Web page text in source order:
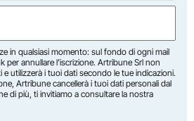
in qualsiasi momento: sul fondo di ogni mail
per annullare l’iscrizione. Artribune Srl non
e utilizzerà i tuoi dati secondo le tue indicazioni.
Artribune cancellerà i tuoi dati personali dal
di più, ti invitiamo a consultare la nostra